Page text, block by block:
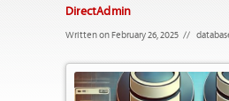
DirectAdmin
Written on February 26, 2025 //